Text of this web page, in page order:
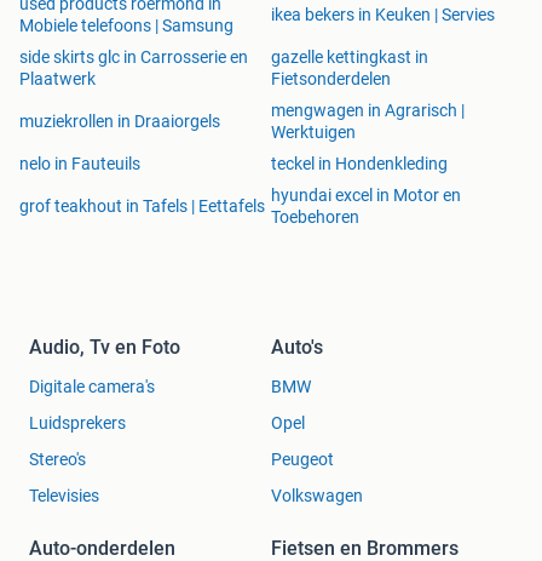
Mobiele telefoons | Samsung
ikea bekers in Keuken | Servies
side skirts glc in Carrosserie en
Plaatwerk
gazelle kettingkast in
Fietsonderdelen
muziekrollen in Draaiorgels
mengwagen in Agrarisch |
Werktuigen
nelo in Fauteuils
teckel in Hondenkleding
grof teakhout in Tafels | Eettafels
hyundai excel in Motor en
Toebehoren
Audio, Tv en Foto
Digitale camera's
Luidsprekers
Stereo's
Televisies
Auto's
BMW
Opel
Peugeot
Volkswagen
Auto-onderdelen Fietsen en Brommers